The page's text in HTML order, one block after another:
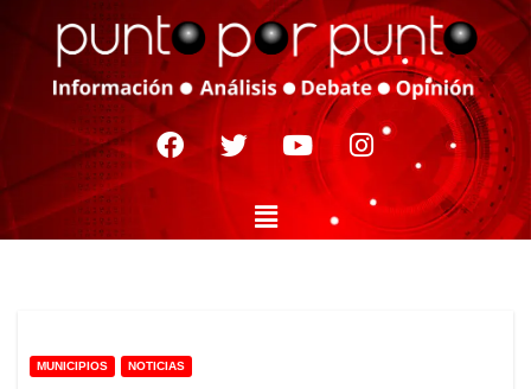
MUNICIPIOS NOTICIAS